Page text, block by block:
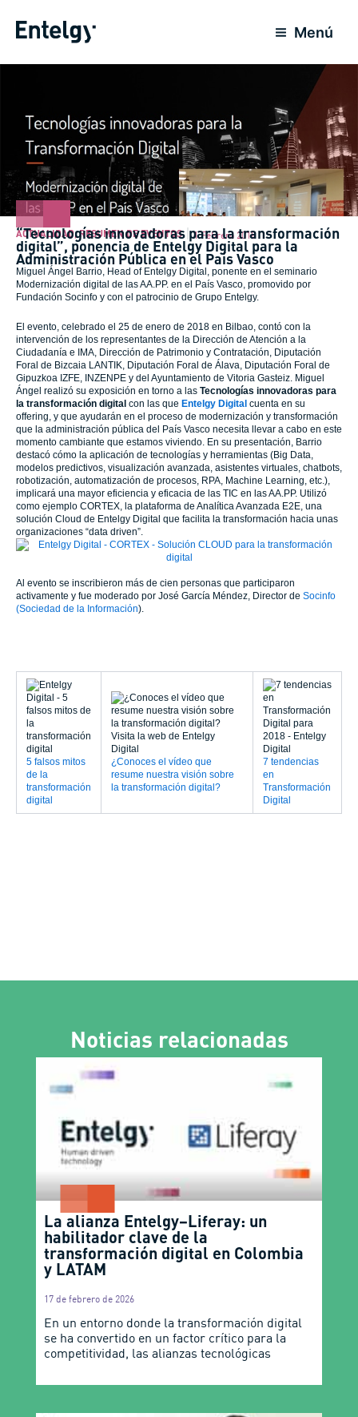
Menú
ACTUALIDAD,RESUMEN DE EVENTOS 1 Febrero 2018
“Tecnologías innovadoras para la transformación
digital”, ponencia de Entelgy Digital para la
Administración Pública en el País Vasco
Miguel Ángel Barrio, Head of Entelgy Digital, ponente en el seminario
Modernización digital de las AA.PP. en el País Vasco, promovido por
Fundación Socinfo y con el patrocinio de Grupo Entelgy.
El evento, celebrado el 25 de enero de 2018 en Bilbao, contó con la
intervención de los representantes de la Dirección de Atención a la
Ciudadanía e IMA, Dirección de Patrimonio y Contratación, Diputación
Foral de Bizcaia LANTIK, Diputación Foral de Álava, Diputación Foral de
Gipuzkoa IZFE, INZENPE y del Ayuntamiento de Vitoria Gasteiz. Miguel
Ángel realizó su exposición en torno a las Tecnologías innovadoras para
la transformación digital con las que Entelgy Digital cuenta en su
offering, y que ayudarán en el proceso de modernización y transformación
que la administración pública del País Vasco necesita llevar a cabo en este
momento cambiante que estamos viviendo. En su presentación, Barrio
destacó cómo la aplicación de tecnologías y herramientas (Big Data,
modelos predictivos, visualización avanzada, asistentes virtuales, chatbots,
robotización, automatización de procesos, RPA, Machine Learning, etc.),
implicará una mayor eficiencia y eficacia de las TIC en las AA.PP. Utilizó
como ejemplo CORTEX, la plataforma de Analítica Avanzada E2E, una
solución Cloud de Entelgy Digital que facilita la transformación hacia unas
organizaciones “data driven”.
Al evento se inscribieron más de cien personas que participaron
activamente y fue moderado por José García Méndez, Director de Socinfo
(Sociedad de la Información).
5 falsos mitos
de la
transformación
digital
¿Conoces el vídeo que
resume nuestra visión sobre
la transformación digital?
7 tendencias
en
Transformación
Digital
Noticias relacionadas
La alianza Entelgy–Liferay: un
habilitador clave de la
transformación digital en Colombia
y LATAM
17 de febrero de 2026
En un entorno donde la transformación digital
se ha convertido en un factor crítico para la
competitividad, las alianzas tecnológicas